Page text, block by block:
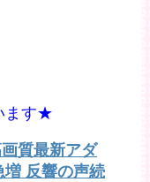
ます★
質最新アダ
増 反響の声続